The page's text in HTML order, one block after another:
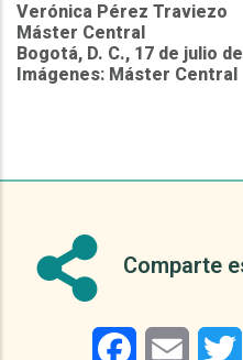
Verónica Pérez Traviezo
Máster Central
Bogotá, D. C., 17 de julio
Imágenes: Máster Central
Comparte
FacebookEmail